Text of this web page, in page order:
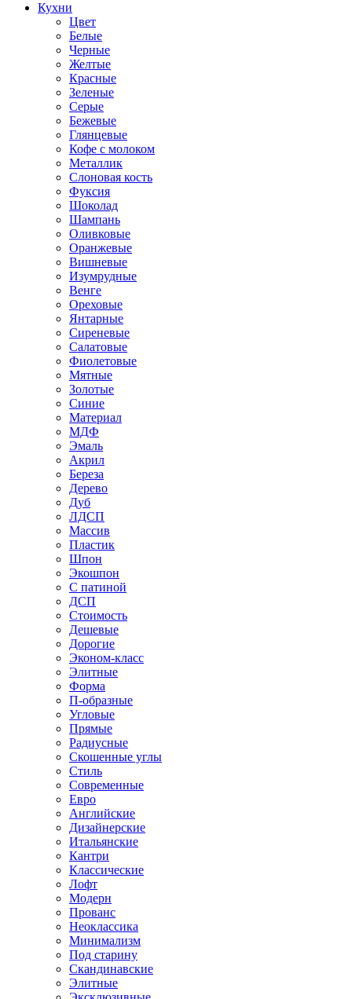
Кухни
Цвет
Белые
Черные
Желтые
Красные
Зеленые
Серые
Бежевые
Глянцевые
Кофе с молоком
Металлик
Слоновая кость
Фуксия
Шоколад
Шампань
Оливковые
Оранжевые
Вишневые
Изумрудные
Венге
Ореховые
Янтарные
Сиреневые
Салатовые
Фиолетовые
Мятные
Золотые
Синие
Материал
МДФ
Эмаль
Акрил
Береза
Дерево
Дуб
ЛДСП
Массив
Пластик
Шпон
Экошпон
С патиной
ДСП
Стоимость
Дешевые
Дорогие
Эконом-класс
Элитные
Форма
П-образные
Угловые
Прямые
Радиусные
Скошенные углы
Стиль
Современные
Евро
Английские
Дизайнерские
Итальянские
Кантри
Классические
Лофт
Модерн
Прованс
Неоклассика
Минимализм
Под старину
Скандинавские
Элитные